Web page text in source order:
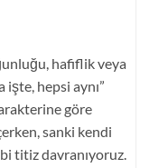
hafiflik veya
hepsi aynı”
göre
sanki kendi
titiz davranıyoruz.